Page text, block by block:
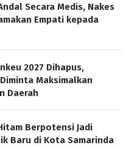
Secara Medis, Nakes
Empati kepada
2027 Dihapus,
Maksimalkan
Daerah
Berpotensi Jadi
Baru di Kota Samarinda